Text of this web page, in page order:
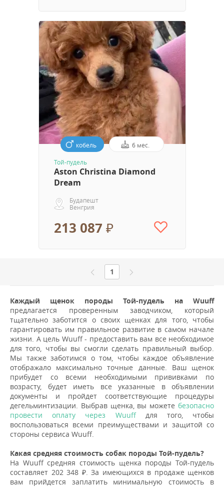
кобель 6 мес.
Той-пудель
Aston Christina Diamond
Dream
Будапешт
Венгрия
213 087 ₽
1
Каждый щенок породы Той-пудель на Wuuff
предлагается проверенным заводчиком, который
тщательно заботится о своих щенках для того, чтобы
гарантировать им правильное развитие в самом начале
жизни. А цель Wuuff - предоставить вам все необходимое
для того, чтобы вы смогли сделать правильный выбор.
Мы также заботимся о том, чтобы каждое объявление
отображало максимально точные данные. Ваш щенок
прибудет со всеми необходимыми прививками по
возрасту, будет иметь все указанные в объявлении
документы и пройдет соответствующие процедуры
дегельминтизации. Выбрав щенка, вы можете безопасно
провести оплату через Wuuffдля того, чтобы
воспользоваться всеми преимуществами и защитой со
стороны сервиса Wuuff.
Какая средняя стоимость собак породы Той-пудель?
На Wuuff средняя стоимость щенка породы Той-пудель
составляет 202 348 ₽. За имеющихся в продаже щенков
вам прийдется заплатить минимальную стоимость в